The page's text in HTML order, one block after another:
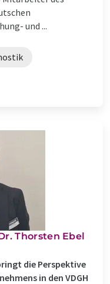
und ...
Thorsten Ebel
die Perspektive
in den VDGH